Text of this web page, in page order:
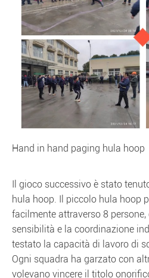
Hand in hand paging hula hoop
Il gioco successivo è stato
hula hoop. Il piccolo hula hoop
facilmente attraverso 8
sensibilità e la coordinazione
testato la capacità di lavoro di
Ogni squadra ha garzato con
volevano vincere il titolo